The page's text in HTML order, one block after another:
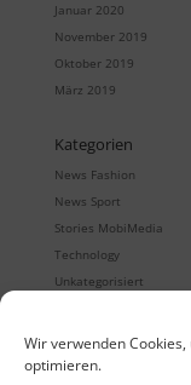
Wir verwenden
optimieren.
Januar 2020
November 2019
Oktober 2019
März 2019
Kategorien
News Fashion
News Sport
Stories MobiMedia
Technology
Unkategorisiert